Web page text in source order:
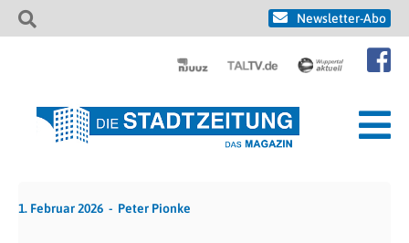
Newsletter-Abo
1. Februar 2026 Peter Pionke